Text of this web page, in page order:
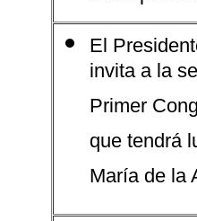
El
invita a la
Primer
que tendrá
María de la